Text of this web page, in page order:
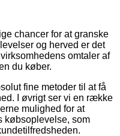
chancer for at granske
og herved er det
omtaler af
du køber.
fine metoder til at få
I øvrigt ser vi en række
mulighed for at
købsoplevelse, som